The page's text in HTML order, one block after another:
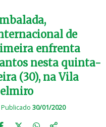
de
enfrenta
nesta quinta-
(30), na Vila
30/01/2020